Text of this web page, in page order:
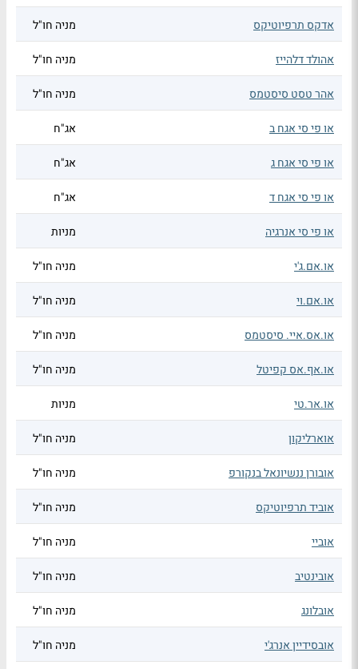
אדקס תרפיוטיקס מניה חו"ל
אהולד דלהייז מניה חו"ל
אהר טסט סיסטמס מניה חו"ל
או פי סי אגח ב אג"ח
או פי סי אגח ג אג"ח
או פי סי אגח ד אג"ח
או פי סי אנרגיה מניות
או.אם.ג'י מניה חו"ל
או.אם.וי מניה חו"ל
או.אס.איי. סיסטמס מניה חו"ל
או.אף.אס קפיטל מניה חו"ל
או.אר.טי מניות
אוארליקון מניה חו"ל
אובורן ננשיונאל בנקורפ מניה חו"ל
אוביד תרפיוטיקס מניה חו"ל
אוביי מניה חו"ל
אובינטיב מניה חו"ל
אובלונג מניה חו"ל
אובסידיין אנרג'י מניה חו"ל